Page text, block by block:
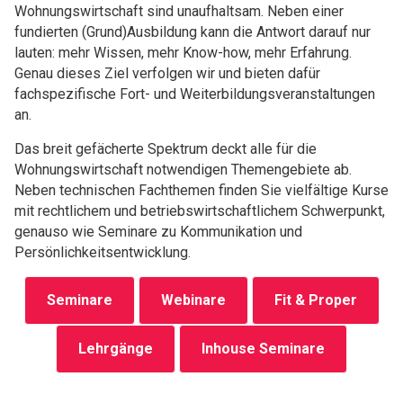
Wohnungswirtschaft sind unaufhaltsam. Neben einer
fundierten (Grund)Ausbildung kann die Antwort darauf nur
lauten: mehr Wissen, mehr Know-how, mehr Erfahrung.
Genau dieses Ziel verfolgen wir und bieten dafür
fachspezifische Fort- und Weiterbildungsveranstaltungen
an.
Das breit gefächerte Spektrum deckt alle für die
Wohnungswirtschaft notwendigen Themengebiete ab.
Neben technischen Fachthemen finden Sie vielfältige Kurse
mit rechtlichem und betriebswirtschaftlichem Schwerpunkt,
genauso wie Seminare zu Kommunikation und
Persönlichkeitsentwicklung.
Seminare Webinare Fit & Proper
Lehrgänge Inhouse Seminare